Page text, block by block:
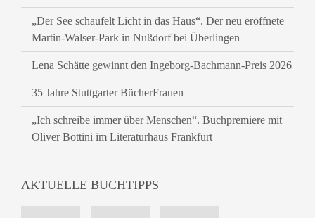
„Der See schaufelt Licht in das Haus“. Der neu eröffnete
Martin-Walser-Park in Nußdorf bei Überlingen
Lena Schätte gewinnt den Ingeborg-Bachmann-Preis 2026
35 Jahre Stuttgarter BücherFrauen
„Ich schreibe immer über Menschen“. Buchpremiere mit
Oliver Bottini im Literaturhaus Frankfurt
AKTUELLE BUCHTIPPS